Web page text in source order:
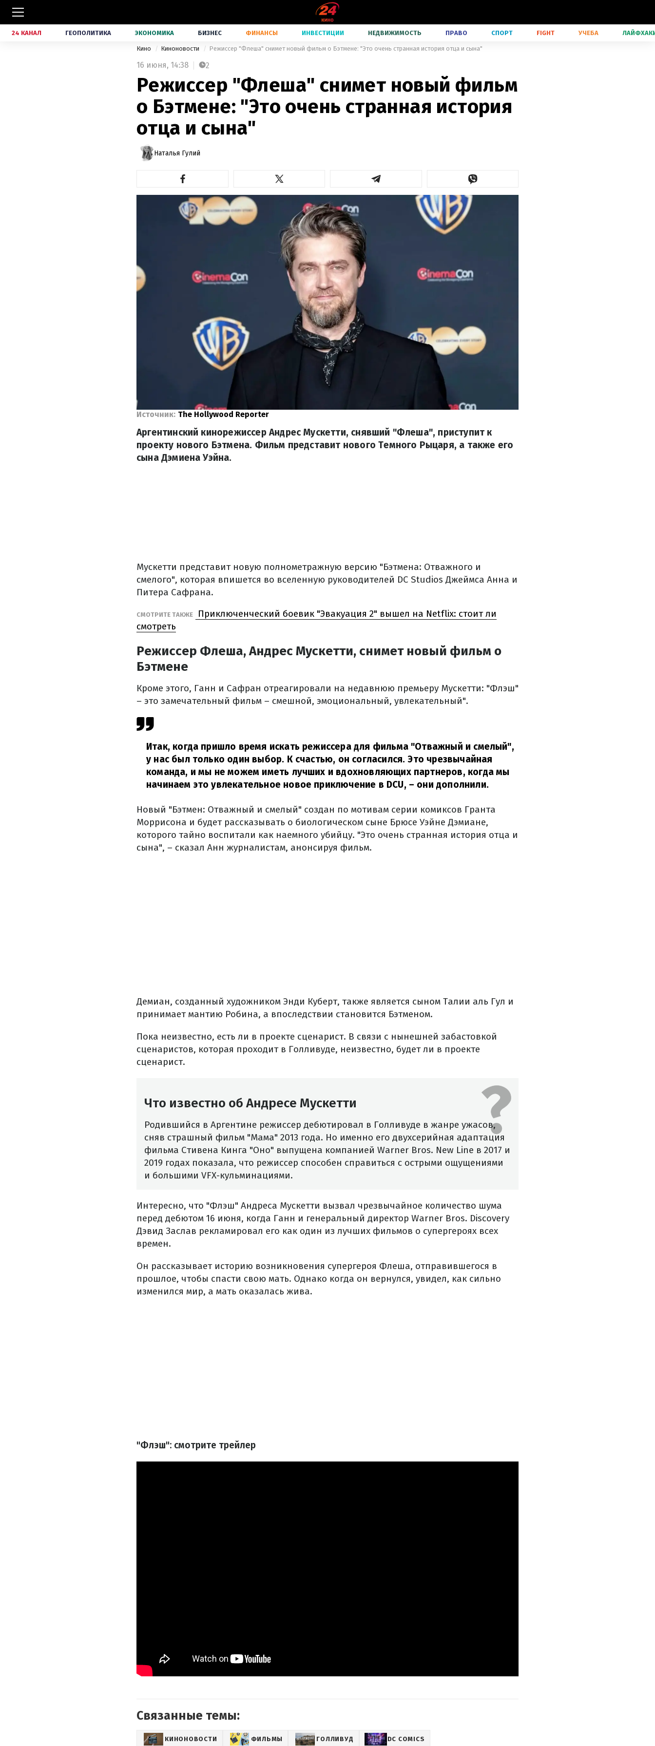
24 КАНАЛ ГЕОПОЛИТИКА ЭКОНОМИКА БИЗНЕС ФИНАНСЫ ИНВЕСТИЦИИ НЕДВИЖИМОСТЬ ПРАВО СПОРТ FIGHT УЧЕБА
Кино Киноновости Режиссер "Флеша" снимет новый фильм о Бэтмене: "Это очень странная история отца и сына"
16 июня, 14:38 2
Режиссер "Флеша" снимет новый фильм
о Бэтмене: "Это очень странная история
отца и сына"
Наталья Гулий
Источник: The Hollywood Reporter
Аргентинский кинорежиссер Андрес Мускетти, снявший "Флеша", приступит к
проекту нового Бэтмена. Фильм представит нового Темного Рыцаря, а также его
сына Дэмиена Уэйна.
Мускетти представит новую полнометражную версию "Бэтмена: Отважного и
смелого", которая впишется во вселенную руководителей DC Studios Джеймса Анна и
Питера Сафрана.
СМОТРИТЕ ТАКЖЕ
Приключенческий боевик "Эвакуация 2‎" вышел на Netflix: стоит ли
смотреть
Режиссер Флеша, Андрес Мускетти, снимет новый фильм о
Бэтмене
Кроме этого, Ганн и Сафран отреагировали на недавнюю премьеру Мускетти: "Флэш"
– это замечательный фильм – смешной, эмоциональный, увлекательный".
Итак, когда пришло время искать режиссера для фильма "Отважный и смелый",
у нас был только один выбор. К счастью, он согласился. Это чрезвычайная
команда, и мы не можем иметь лучших и вдохновляющих партнеров, когда мы
начинаем это увлекательное новое приключение в DCU, – они дополнили.
Новый "Бэтмен: Отважный и смелый" создан по мотивам серии комиксов Гранта
Моррисона и будет рассказывать о биологическом сыне Брюсе Уэйне Дэмиане,
которого тайно воспитали как наемного убийцу. "Это очень странная история отца и
сына", – сказал Анн журналистам, анонсируя фильм.
Демиан, созданный художником Энди Куберт, также является сыном Талии аль Гул и
принимает мантию Робина, а впоследствии становится Бэтменом.
Пока неизвестно, есть ли в проекте сценарист. В связи с нынешней забастовкой
сценаристов, которая проходит в Голливуде, неизвестно, будет ли в проекте
сценарист.
Что известно об Андресе Мускетти
Родившийся в Аргентине режиссер дебютировал в Голливуде в жанре ужасов,
сняв страшный фильм "Мама" 2013 года. Но именно его двухсерийная адаптация
фильма Стивена Кинга "Оно" выпущена компанией Warner Bros. New Line в 2017 и
2019 годах показала, что режиссер способен справиться с острыми ощущениями
и большими VFX-кульминациями.
Интересно, что "Флэш" Андреса Мускетти вызвал чрезвычайное количество шума
перед дебютом 16 июня, когда Ганн и генеральный директор Warner Bros. Discovery
Дэвид Заслав рекламировал его как один из лучших фильмов о супергероях всех
времен.
Он рассказывает историю возникновения супергероя Флеша, отправившегося в
прошлое, чтобы спасти свою мать. Однако когда он вернулся, увидел, как сильно
изменился мир, а мать оказалась жива.
"Флэш": смотрите трейлер
Связанные темы:
КИНОНОВОСТИ ФИЛЬМЫ ГОЛЛИВУД DC COMICS